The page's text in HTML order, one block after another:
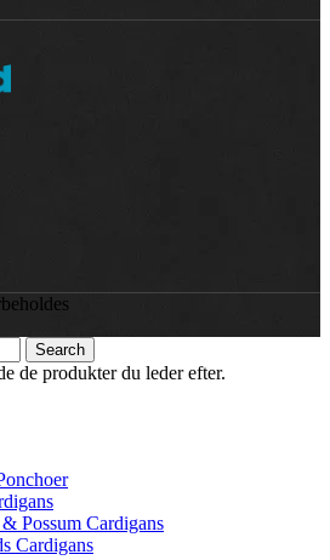
Search
de produkter du leder efter.
Possum Cardigans
Cardigans